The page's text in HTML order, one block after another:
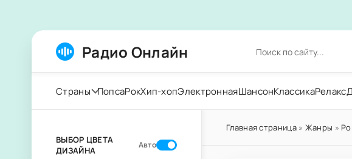
Радио Онлайн
Страны ПопсаРокХип-хопЭлектроннаяШансонКлассикаРелакс
Главная страница» Жанры »
ВЫБОР ЦВЕТА
ДИЗАЙНА
Авто